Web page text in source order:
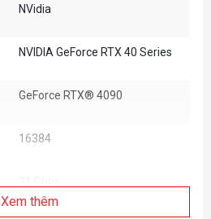
NVidia
NVIDIA GeForce RTX 40 Series
GeForce RTX® 4090
16384
Xem thêm